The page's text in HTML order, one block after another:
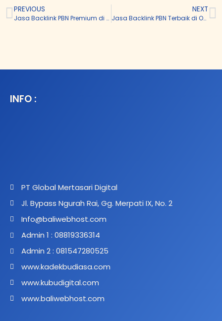
PREVIOUS
Jasa Backlink PBN Premium di Tuban
NEXT
Jasa Backlink PBN Terbaik di Ogan Komering Ulu Timur
INFO :
PT Global Mertasari Digital
Jl. Bypass Ngurah Rai, Gg. Merpati IX, No. 2
Info@baliwebhost.com
Admin 1 : 08819336314
Admin 2 : 081547280525
www.kadekbudiasa.com
www.kubudigital.com
www.baliwebhost.com